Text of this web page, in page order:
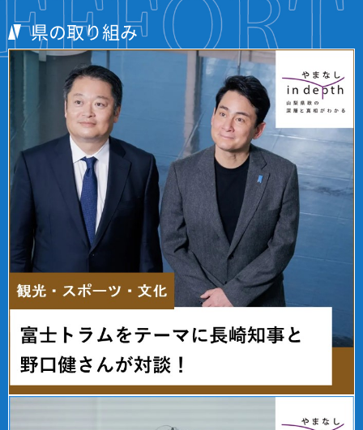
県の取り組み